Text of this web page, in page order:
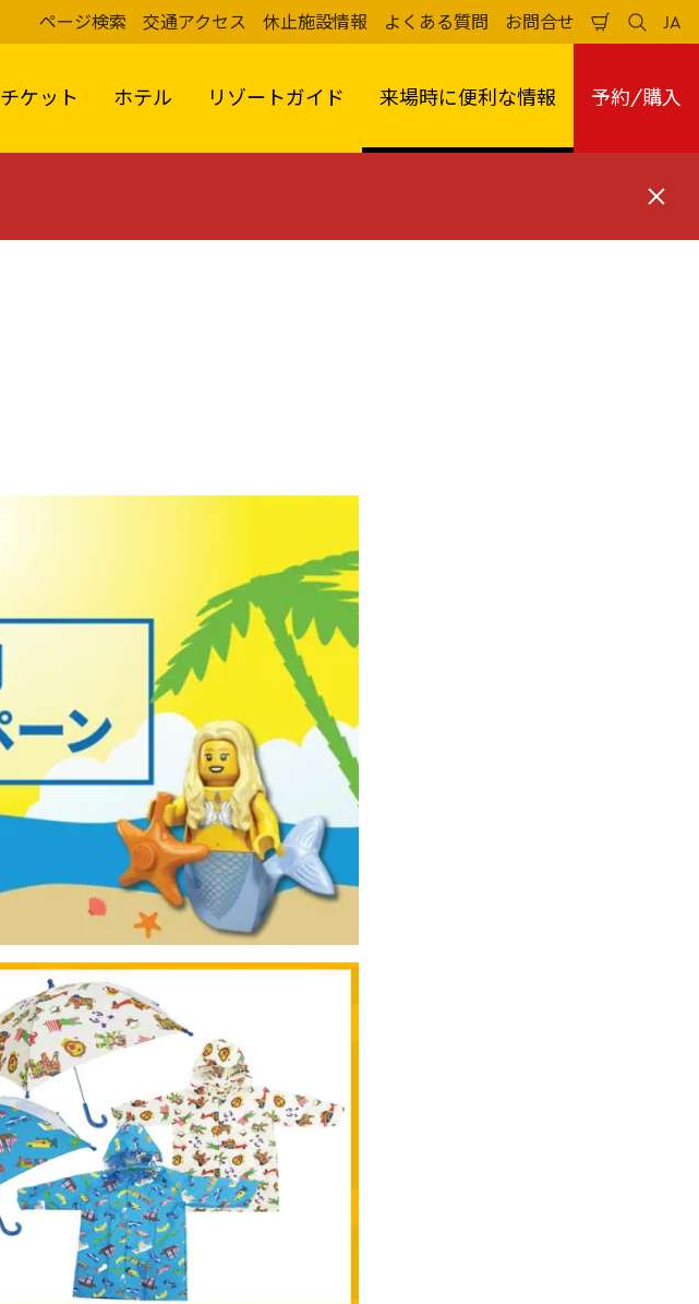
ページ検索 交通アクセス 休止施設情報 よくある質問 お問合せ
い
か
ご
検
索
る
JA
日
本
チケット ホテル リゾートガイド 来場時に便利な情報 予約/購入
閉
る